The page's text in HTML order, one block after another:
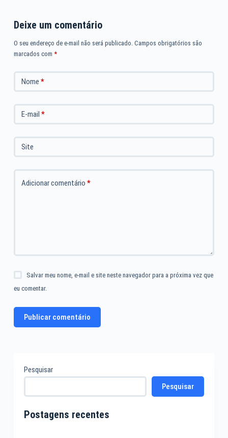
Deixe um comentário
O seu endereço de e-mail não será publicado. Campos obrigatórios são
marcados com *
Nome *
E-mail *
Site
Adicionar comentário *
Salvar meu nome, e-mail e site neste navegador para a próxima vez que
eu comentar.
Publicar comentário
Pesquisar
Pesquisar
Postagens recentes